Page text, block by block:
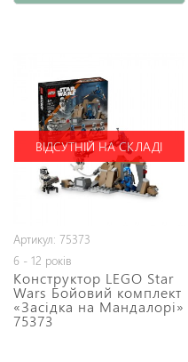
ВІДСУТНІЙ НА СКЛАДІ
Артикул: 75373
6 - 12 років
Конструктор LEGO Star
Wars Бойовий комплект
«Засідка на Мандалорі»
75373